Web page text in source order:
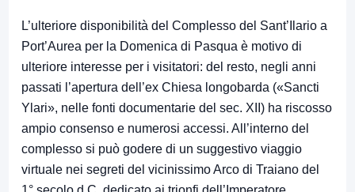
L’ulteriore disponibilità del Complesso del Sant’Ilario a
Port’Aurea per la Domenica di Pasqua è motivo di
ulteriore interesse per i visitatori: del resto, negli anni
passati l’apertura dell’ex Chiesa longobarda («Sancti
Ylari», nelle fonti documentarie del sec. XII) ha riscosso
ampio consenso e numerosi accessi. All’interno del
complesso si può godere di un suggestivo viaggio
virtuale nei segreti del vicinissimo Arco di Traiano del